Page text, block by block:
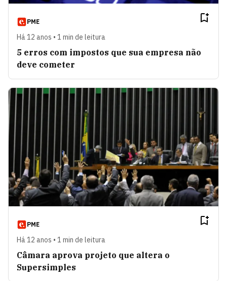
PME
Há 12 anos • 1 min de leitura
5 erros com impostos que sua empresa não
deve cometer
PME
Há 12 anos • 1 min de leitura
Câmara aprova projeto que altera o
Supersimples